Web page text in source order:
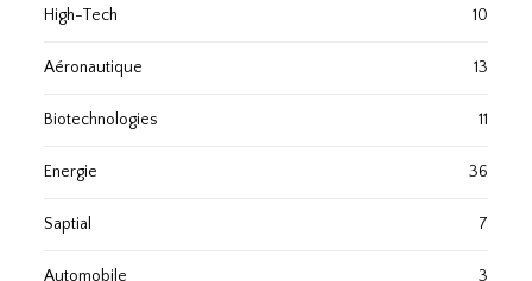
High-Tech 10
Aéronautique 13
Biotechnologies 11
Energie 36
Saptial 7
Automobile 3